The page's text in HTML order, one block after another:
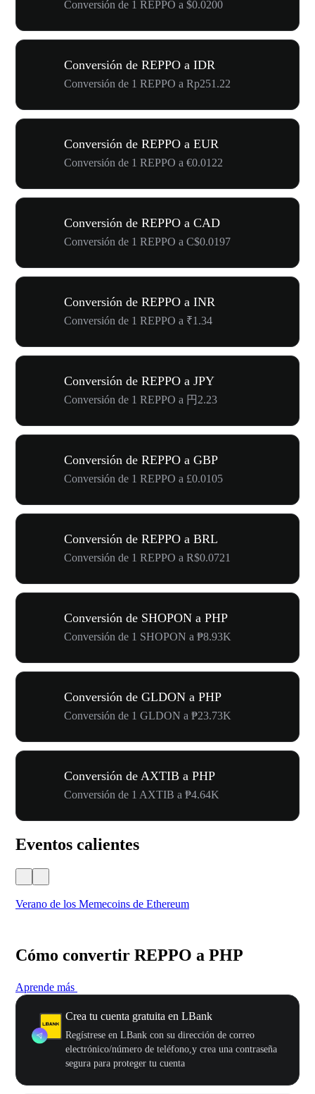
Conversión de 1 REPPO a $0.0200
Conversión de REPPO a IDR
Conversión de 1 REPPO a Rp251.22
Conversión de REPPO a EUR
Conversión de 1 REPPO a €0.0122
Conversión de REPPO a CAD
Conversión de 1 REPPO a C$0.0197
Conversión de REPPO a INR
Conversión de 1 REPPO a ₹1.34
Conversión de REPPO a JPY
Conversión de 1 REPPO a 円2.23
Conversión de REPPO a GBP
Conversión de 1 REPPO a £0.0105
Conversión de REPPO a BRL
Conversión de 1 REPPO a R$0.0721
Conversión de SHOPON a PHP
Conversión de 1 SHOPON a ₱8.93K
Conversión de GLDON a PHP
Conversión de 1 GLDON a ₱23.73K
Conversión de AXTIB a PHP
Conversión de 1 AXTIB a ₱4.64K
Eventos calientes
Verano de los Memecoins de Ethereum
Cómo convertir REPPO a PHP
Aprende más
Crea tu cuenta gratuita en LBank
Regístrese en LBank con su dirección de correo
electrónico/número de teléfono,y crea una contraseña
segura para proteger tu cuenta